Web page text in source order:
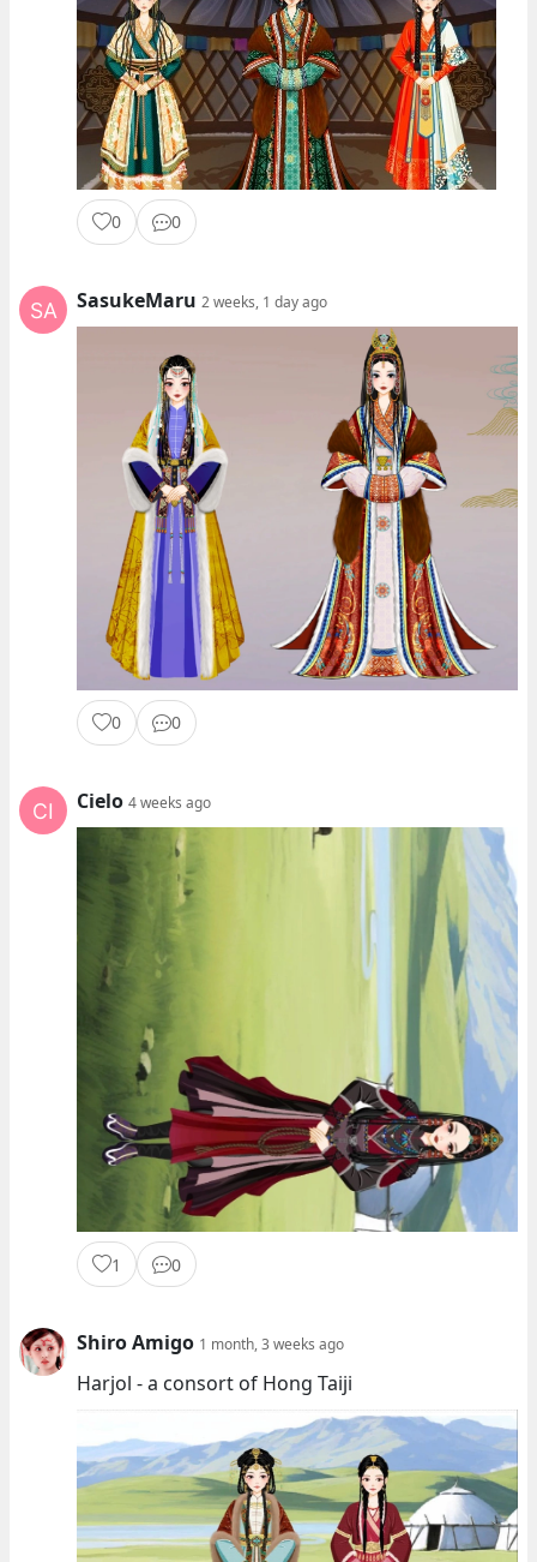
0 0
SasukeMaru 2 weeks, 1 day ago
0 0
Cielo 4 weeks ago
1 0
Shiro Amigo 1 month, 3 weeks ago
Harjol - a consort of Hong Taiji